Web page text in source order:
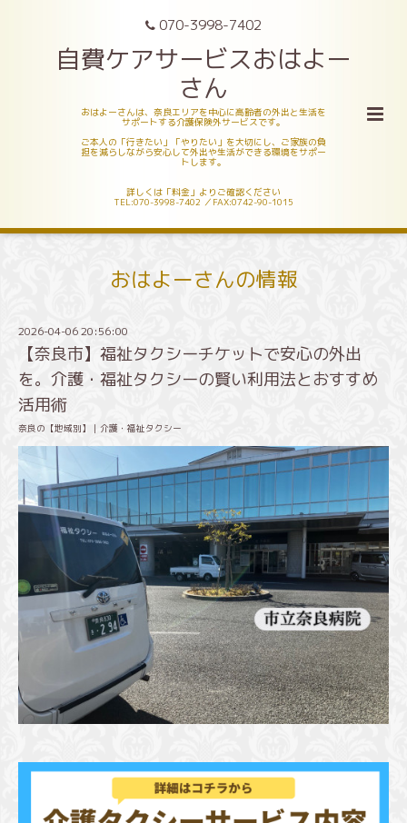
070-3998-7402
自費ケアサービスおはよー
さん
おはよーさんは、奈良エリアを中心に高齢者の外出と生活を
サポートする介護保険外サービスです。
ご本人の「行きたい」「やりたい」を大切にし、ご家族の負
担を減らしながら安心して外出や生活ができる環境をサポー
トします。
詳しくは「料金」よりご確認ください
TEL:070-3998-7402 ／FAX:0742-90-1015
おはよーさんの情報
2026-04-06 20:56:00
【奈良市】福祉タクシーチケットで安心の外出
を。介護・福祉タクシーの賢い利用法とおすすめ
活用術
奈良の【地域別】｜介護・福祉タクシー